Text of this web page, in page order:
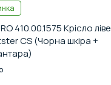
410.00.1575 Крісло ліве
CS (Чорна шкіра +